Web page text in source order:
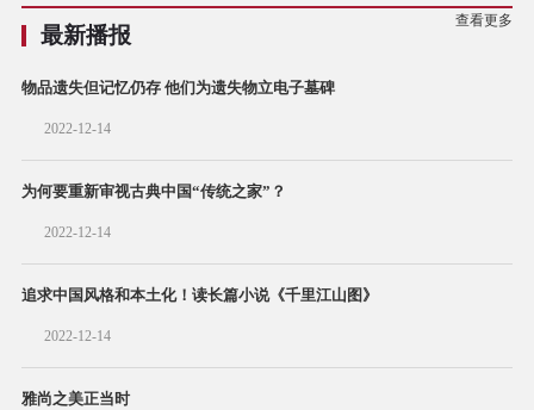
最新播报
查看更多
物品遗失但记忆仍存 他们为遗失物立电子墓碑
2022-12-14
为何要重新审视古典中国“传统之家”？
2022-12-14
追求中国风格和本土化！读长篇小说《千里江山图》
2022-12-14
雅尚之美正当时